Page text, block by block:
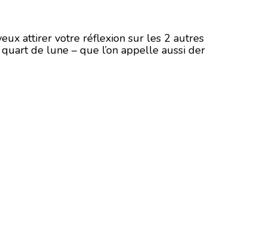
attirer votre réflexion sur les 2 autres
de lune – que l’on appelle aussi der